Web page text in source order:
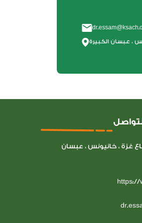
، عبسان الكبيرة
غزة ، خانيونس ، عبسان
https://